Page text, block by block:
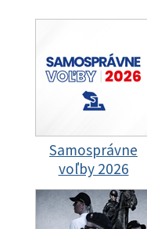
Samosprávne
voľby 2026